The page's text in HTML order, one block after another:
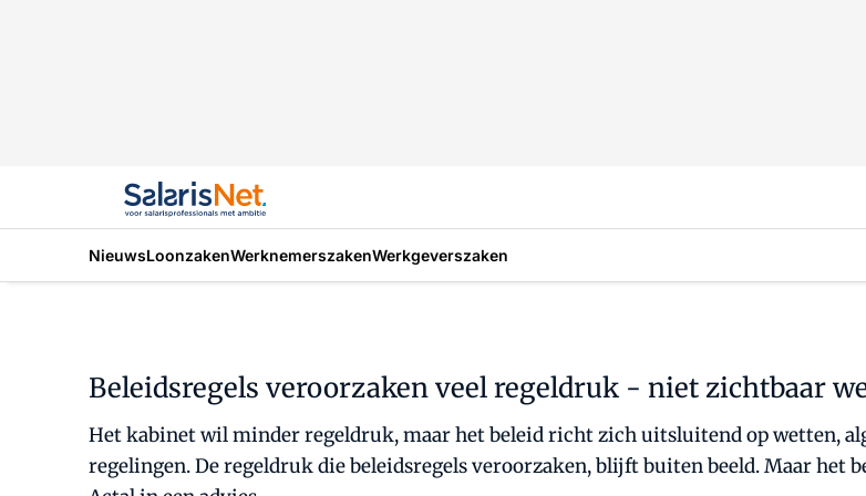
NieuwsLoonzakenWerknemerszakenWerkgeverszaken
Beleidsregels veroorzaken veel regeldruk - niet zichtbaar
Het kabinet wil minder regeldruk, maar het beleid richt zich uitsluitend op wetten,
regelingen. De regeldruk die beleidsregels veroorzaken, blijft buiten beeld. Maar het